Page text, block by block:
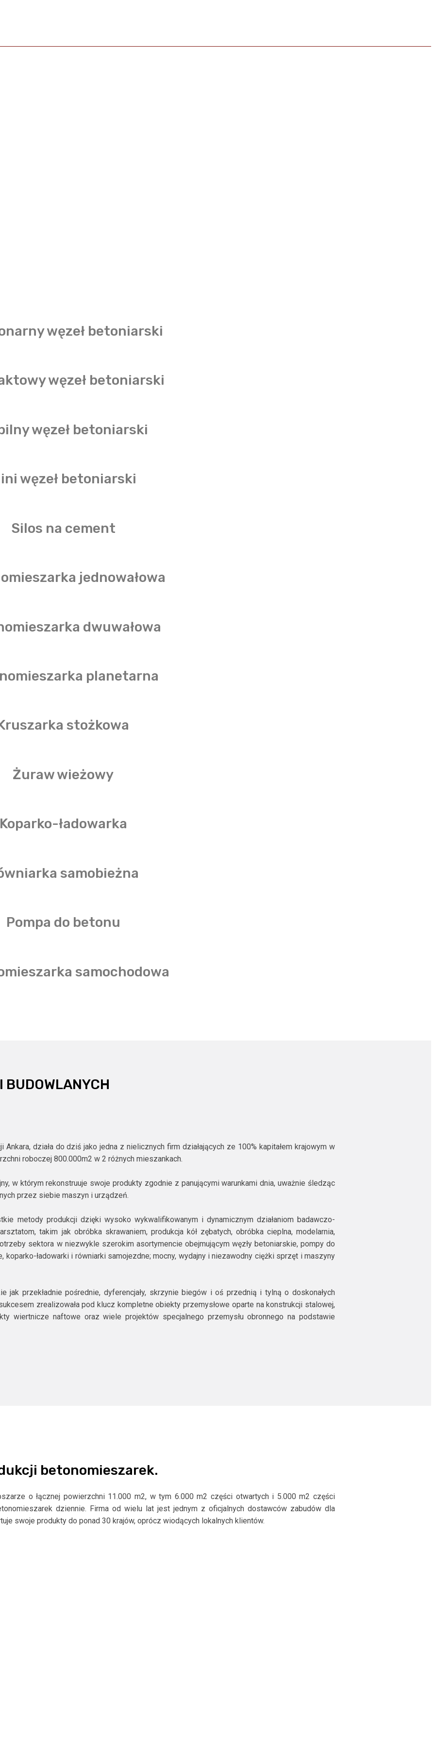
węzeł betoniarski
węzeł betoniarski
węzeł betoniarski
węzeł betoniarski
Silos na cement
jednowałowa
dwuwałowa
planetarna
stożkowa
Żuraw wieżowy
ładowarka
samobieżna
Pompa do betonu
samochodowa
BUDOWLANYCH
działa do dziś jako jedna z nielicznych firm działających ze 100% kapitałem krajowym w
roboczej 800.000m2 w 2 różnych mieszankach.
w którym rekonstruuje swoje produkty zgodnie z panującymi warunkami dnia, uważnie śledząc
przez siebie maszyn i urządzeń.
metody produkcji dzięki wysoko wykwalifikowanym i dynamicznym działaniom badawczo-
takim jak obróbka skrawaniem, produkcja kół zębatych, obróbka cieplna, modelarnia,
sektora w niezwykle szerokim asortymencie obejmującym węzły betoniarskie, pompy do
ładowarki i równiarki samojezdne; mocny, wydajny i niezawodny ciężki sprzęt i maszyny
jak przekładnie pośrednie, dyferencjały, skrzynie biegów i oś przednią i tylną o doskonałych
zrealizowała pod klucz kompletne obiekty przemysłowe oparte na konstrukcji stalowej,
wiertnicze naftowe oraz wiele projektów specjalnego przemysłu obronnego na podstawie
betonomieszarek.
o łącznej powierzchni 11.000 m2, w tym 6.000 m2 części otwartych i 5.000 m2 części
dziennie. Firma od wielu lat jest jednym z oficjalnych dostawców zabudów dla
swoje produkty do ponad 30 krajów, oprócz wiodących lokalnych klientów.